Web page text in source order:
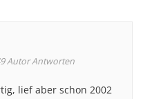
AutorAntworten
lief aber schon 2002